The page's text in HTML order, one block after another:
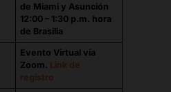
de Miami y Asunción
12:00 – 1:30 p.m. hora
de Brasilia
Evento Virtual vía
Zoom.
Link de
registro